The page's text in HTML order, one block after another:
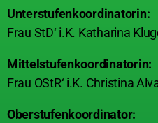
Unterstufenkoordinatorin:
Frau StD‘ i.K. Katharina
Mittelstufenkoordinatorin:
Frau OStR‘ i.K. Christina
Oberstufenkoordinator: